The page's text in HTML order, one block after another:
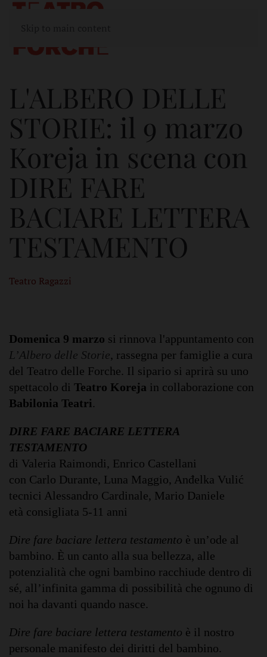
L'ALBERO DELLE
STORIE: il 9 marzo
Koreja in scena con
DIRE FARE
BACIARE LETTERA
TESTAMENTO
Teatro Ragazzi
Domenica 9 marzo si rinnova l'appuntamento con
L’Albero delle Storie, rassegna per famiglie a cura
del Teatro delle Forche. Il sipario si aprirà su uno
spettacolo di Teatro Koreja in collaborazione con
Babilonia Teatri.
DIRE FARE BACIARE LETTERA
TESTAMENTO
di Valeria Raimondi, Enrico Castellani
con Carlo Durante, Luna Maggio, Anđelka Vulić
tecnici Alessandro Cardinale, Mario Daniele
età consigliata 5-11 anni
Dire fare baciare lettera testamento è un’ode al
bambino. È un canto alla sua bellezza, alle
potenzialità che ogni bambino racchiude dentro di
sé, all’infinita gamma di possibilità che ognuno di
noi ha davanti quando nasce.
Dire fare baciare lettera testamento è il nostro
personale manifesto dei diritti del bambino.